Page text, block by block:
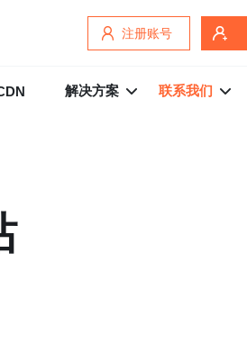
注册账号
解决方案 联系我们